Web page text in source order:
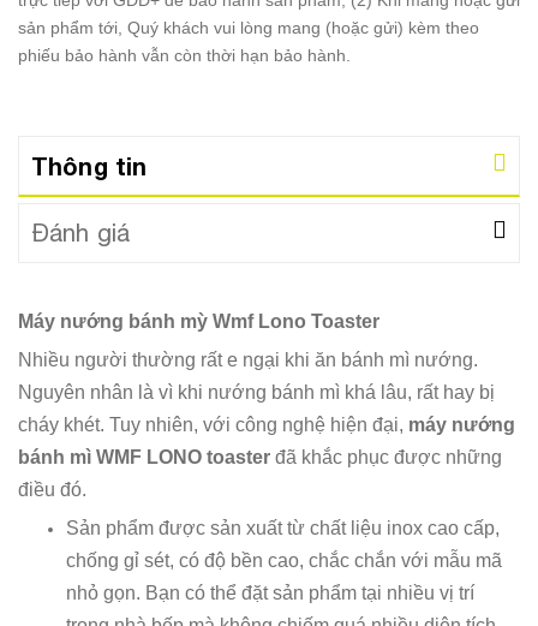
sản phẩm tới, Quý khách vui lòng mang (hoặc gửi) kèm theo
phiếu bảo hành vẫn còn thời hạn bảo hành.
Thông tin
Đánh giá
Máy nướng bánh mỳ Wmf Lono Toaster
Nhiều người thường rất e ngại khi ăn bánh mì nướng.
Nguyên nhân là vì khi nướng bánh mì khá lâu, rất hay bị
cháy khét. Tuy nhiên, với công nghệ hiện đại, máy nướng
bánh mì WMF LONO toaster đã khắc phục được những
điều đó.
Sản phẩm được sản xuất từ chất liệu inox cao cấp,
chống gỉ sét, có độ bền cao, chắc chắn với mẫu mã
nhỏ gọn. Bạn có thể đặt sản phẩm tại nhiều vị trí